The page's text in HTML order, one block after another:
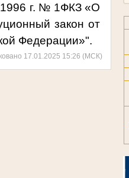
1996 г. № 1ФКЗ «О
закон от
Федерации»".
17.01.2025 15:26 (МСК)